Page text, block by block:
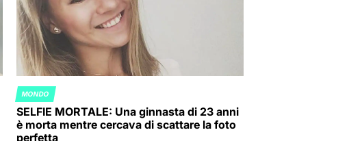
POSTED
IN
MONDO
SELFIE MORTALE: Una ginnasta di 23 anni
è morta mentre cercava di scattare la foto
perfetta